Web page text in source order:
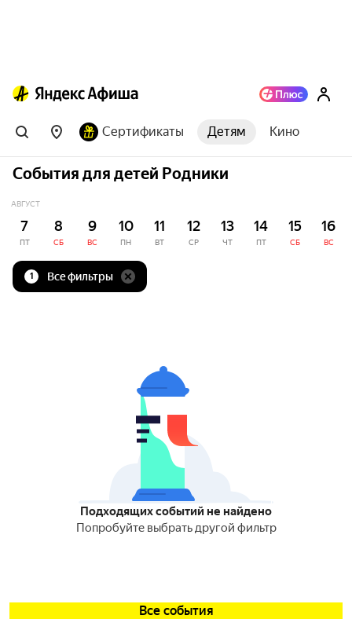
Сертификаты Детям Кино
События для детей Родники
АВГУСТ
7
ПТ
8
СБ
9
ВС
10
ПН
11
ВТ
12
СР
13
ЧТ
14
ПТ
15
СБ
16
ВС
1 Все фильтры
Подходящих событий не найдено
Попробуйте выбрать другой фильтр
Все события